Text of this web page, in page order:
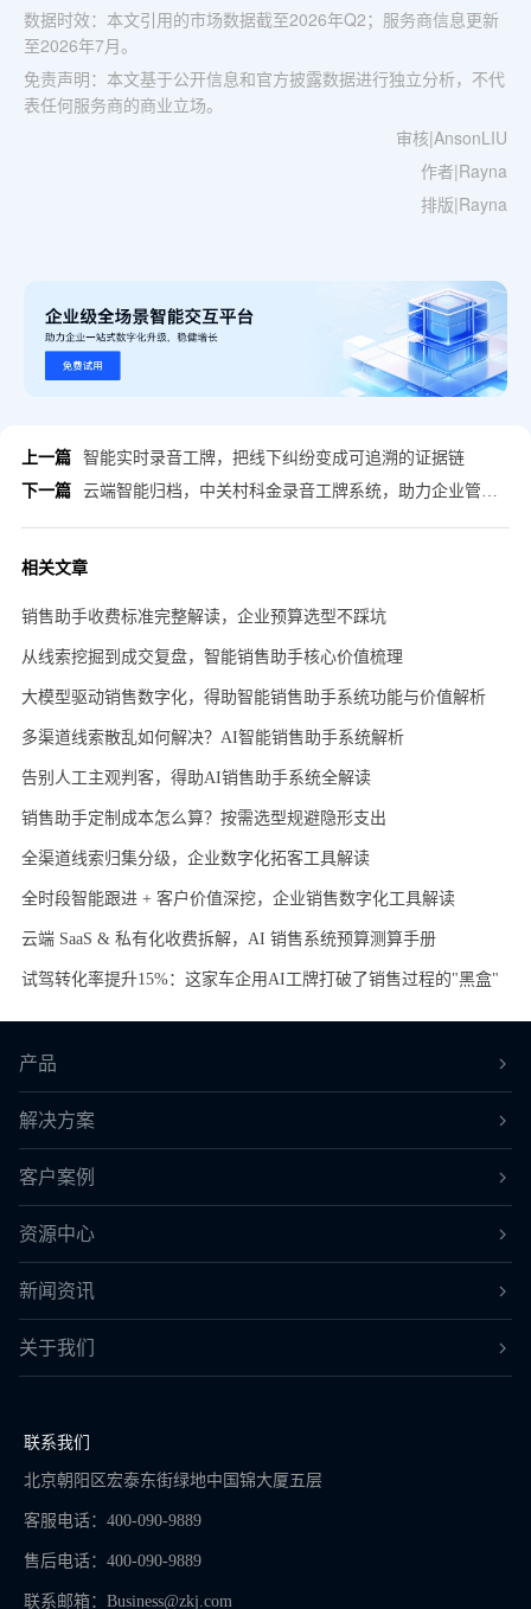
数据时效：本文引用的市场数据截至2026年Q2；服务商信息更新
至2026年7月。
免责声明：本文基于公开信息和官方披露数据进行独立分析，不代
表任何服务商的商业立场。
审核|AnsonLIU
作者|Rayna
排版|Rayna
上一篇
智能实时录音工牌，把线下纠纷变成可追溯的证据链
下一篇
云端智能归档，中关村科金录音工牌系统，助力企业管理升级为数据驱动
相关文章
销售助手收费标准完整解读，企业预算选型不踩坑
从线索挖掘到成交复盘，智能销售助手核心价值梳理
大模型驱动销售数字化，得助智能销售助手系统功能与价值解析
多渠道线索散乱如何解决？AI智能销售助手系统解析
告别人工主观判客，得助AI销售助手系统全解读
销售助手定制成本怎么算？按需选型规避隐形支出
全渠道线索归集分级，企业数字化拓客工具解读
全时段智能跟进 + 客户价值深挖，企业销售数字化工具解读
云端 SaaS & 私有化收费拆解，AI 销售系统预算测算手册
试驾转化率提升15%：这家车企用AI工牌打破了销售过程的"黑盒"
产品
解决方案
客户案例
资源中心
新闻资讯
关于我们
联系我们
北京朝阳区宏泰东街绿地中国锦大厦五层
客服电话：400-090-9889
售后电话：400-090-9889
联系邮箱： Business@zkj.com